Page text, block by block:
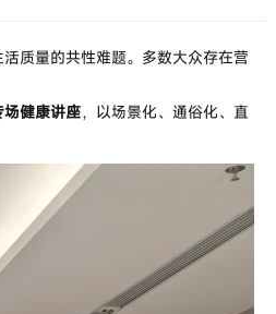
质量的共性难题。多数大众存在营
健康讲座，以场景化、通俗化、直